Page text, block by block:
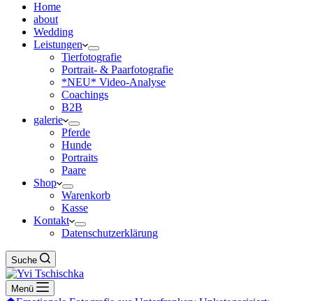
Home
about
Wedding
Leistungen
Tierfotografie
Portrait- & Paarfotografie
*NEU* Video-Analyse
Coachings
B2B
galerie
Pferde
Hunde
Portraits
Paare
Shop
Warenkorb
Kasse
Kontakt
Datenschutzerklärung
Suche
Menü